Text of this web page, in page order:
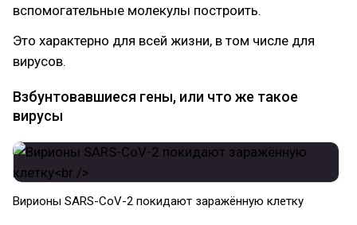
вспомогательные молекулы построить.
Это характерно для всей жизни, в том числе для
вирусов.
Взбунтовавшиеся гены, или что же такое
вирусы
Вирионы SARS-CoV-2 покидают заражённую клетку